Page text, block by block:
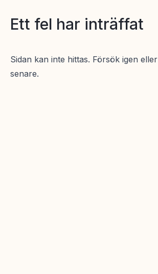
Ett fel har inträffat
Sidan kan inte hittas. Försök igen
senare.